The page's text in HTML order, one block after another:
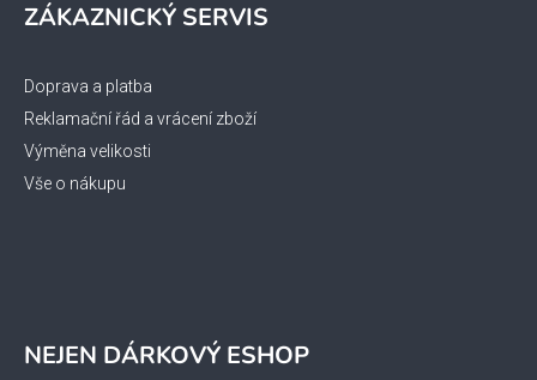
ZÁKAZNICKÝ SERVIS
Doprava a platba
Reklamační řád a vrácení zboží
Výměna velikosti
Vše o nákupu
NEJEN DÁRKOVÝ ESHOP